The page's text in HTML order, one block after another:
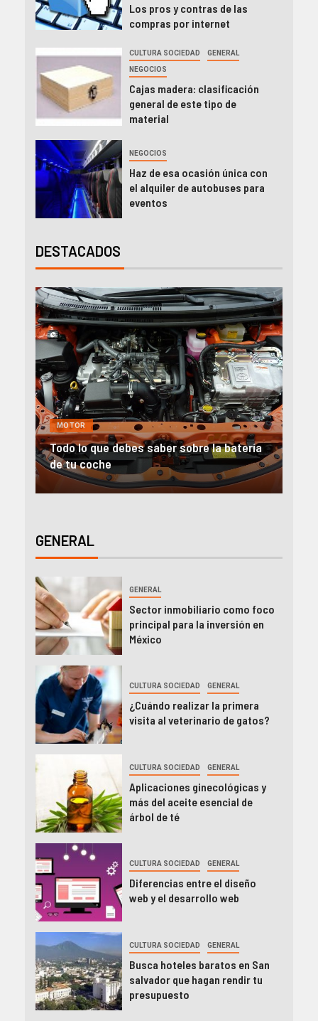
Los pros y contras de las
compras por internet
CULTURA SOCIEDAD GENERAL
NEGOCIOS
Cajas madera: clasificación
general de este tipo de
material
NEGOCIOS
Haz de esa ocasión única con
el alquiler de autobuses para
eventos
DESTACADOS
GENERAL MOTOR NEGOCIOS
Alquiler furgonetas Valencia: Ideas para
emprender
GENERAL
GENERAL
Sector inmobiliario como foco
principal para la inversión en
México
CULTURA SOCIEDAD GENERAL
¿Cuándo realizar la primera
visita al veterinario de gatos?
CULTURA SOCIEDAD GENERAL
Aplicaciones ginecológicas y
más del aceite esencial de
árbol de té
CULTURA SOCIEDAD GENERAL
Diferencias entre el diseño
web y el desarrollo web
CULTURA SOCIEDAD GENERAL
Busca hoteles baratos en San
salvador que hagan rendir tu
presupuesto